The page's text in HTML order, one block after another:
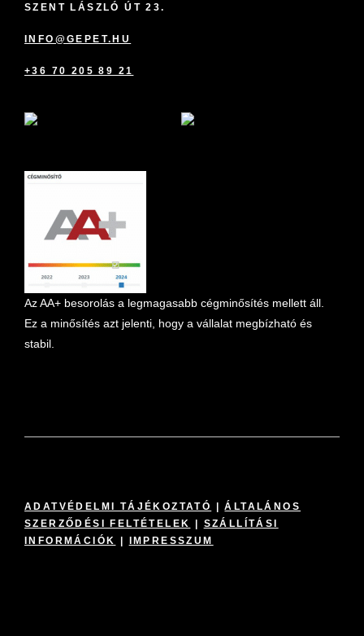
SZENT LÁSZLÓ ÚT 23.
INFO@GEPET.HU
+36 70 205 89 21
Az AA+ besorolás a legmagasabb cégminősítés mellett áll.
Ez a minősítés azt jelenti, hogy a vállalat megbízható és
stabil.
ADATVÉDELMI TÁJÉKOZTATÓ |ÁLTALÁNOS
SZERZŐDÉSI FELTÉTELEK
| SZÁLLÍTÁSI
INFORMÁCIÓK
| IMPRESSZUM